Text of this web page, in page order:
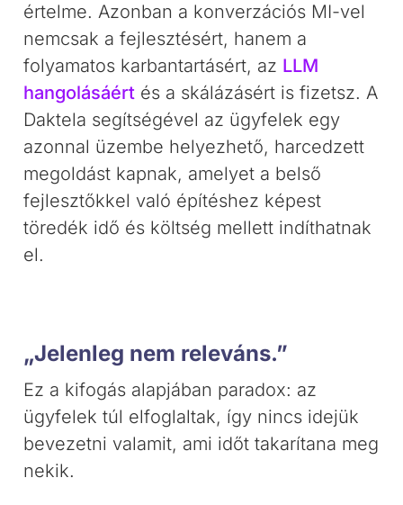
értelme. Azonban a konverzációs MI-vel
nemcsak a fejlesztésért, hanem a
folyamatos karbantartásért, az LLM
hangolásáért és a skálázásért is fizetsz. A
Daktela segítségével az ügyfelek egy
azonnal üzembe helyezhető, harcedzett
megoldást kapnak, amelyet a belső
fejlesztőkkel való építéshez képest
töredék idő és költség mellett indíthatnak
el.
„Jelenleg nem releváns.”
Ez a kifogás alapjában paradox: az
ügyfelek túl elfoglaltak, így nincs idejük
bevezetni valamit, ami időt takarítana meg
nekik.